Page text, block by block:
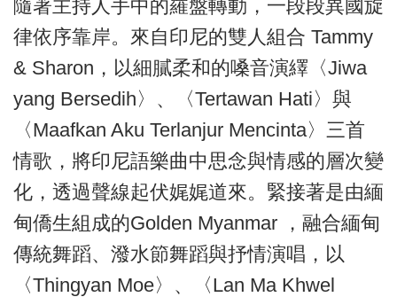
隨著主持人手中的羅盤轉動，一段段異國旋
律依序靠岸。來自印尼的雙人組合 Tammy
& Sharon，以細膩柔和的嗓音演繹〈Jiwa
yang Bersedih〉、〈Tertawan Hati〉與
〈Maafkan Aku Terlanjur Mencinta〉三首
情歌，將印尼語樂曲中思念與情感的層次變
化，透過聲線起伏娓娓道來。緊接著是由緬
甸僑生組成的Golden Myanmar ，融合緬甸
傳統舞蹈、潑水節舞蹈與抒情演唱，以
〈Thingyan Moe〉、〈Lan Ma Khwel